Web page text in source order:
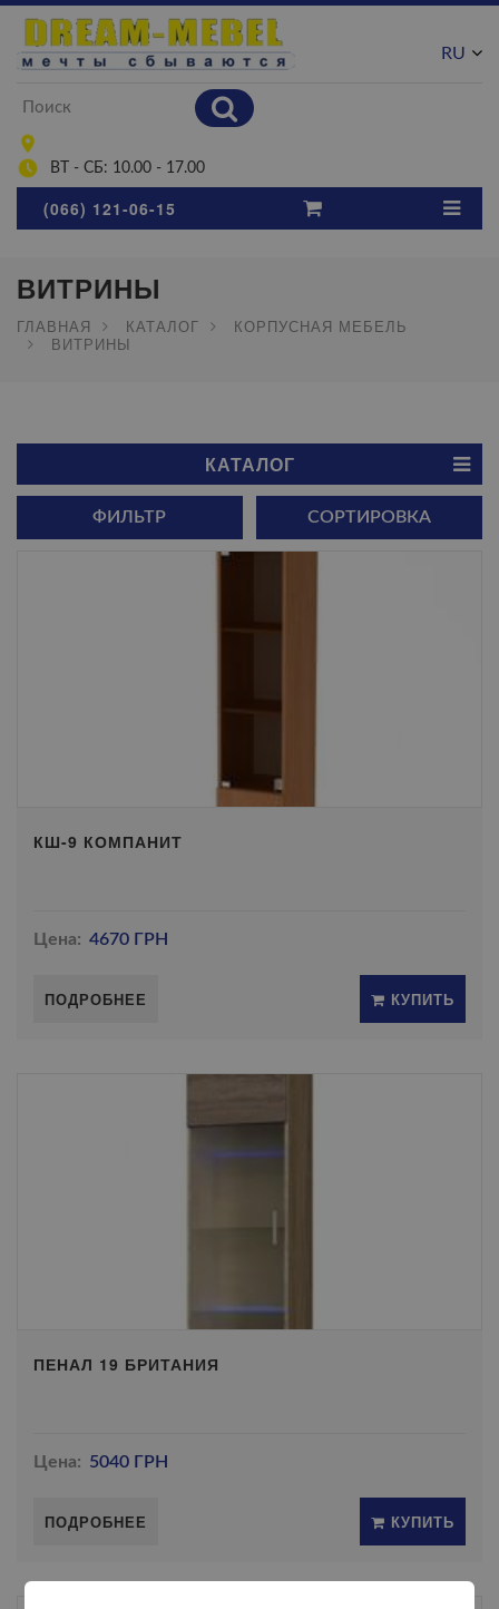
ВТ - СБ: 10.00 - 17.00
RU
(066) 121-06-15
ВИТРИНЫ
ГЛАВНАЯ КАТАЛОГ
КОРПУСНАЯ МЕБЕЛЬ
ВИТРИНЫ
КАТАЛОГ
ФИЛЬТР СОРТИРОВКА
КШ-9 КОМПАНИТ
Цена: 4670 ГРН
ПОДРОБНЕЕ КУПИТЬ
ПЕНАЛ 19 БРИТАНИЯ
Цена: 5040 ГРН
ПОДРОБНЕЕ КУПИТЬ